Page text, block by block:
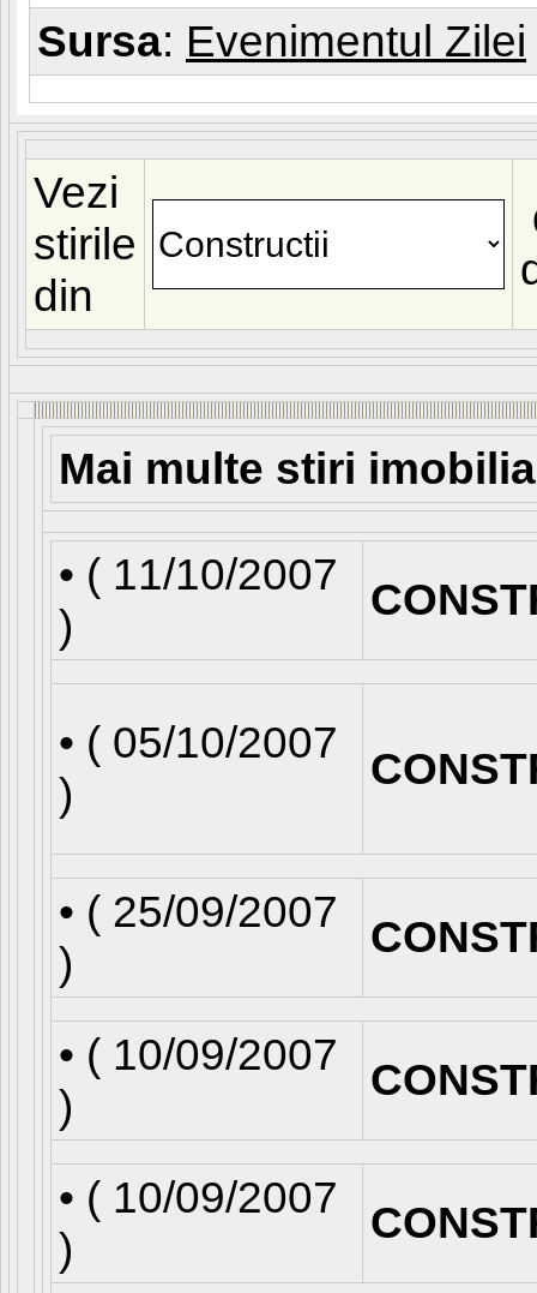
Sursa: Evenimentul Zilei
Vezi
stirile
din
Mai multe stiri
• ( 11/10/2007
)
• ( 05/10/2007
)
• ( 25/09/2007
)
• ( 10/09/2007
)
• ( 10/09/2007
)